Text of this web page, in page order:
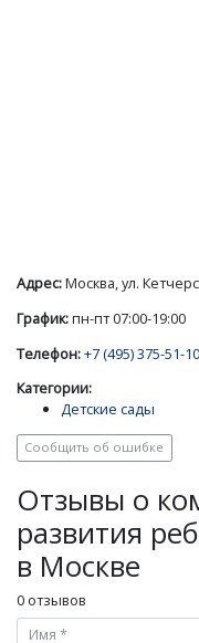
Адрес:Москва, ул.
График:пн-пт 07:00-19:00
Телефон:+7 (495) 375-51-10
Категории:
Детские сады
Сообщить об ошибке
Отзывы о
развития
в Москве
0 отзывов